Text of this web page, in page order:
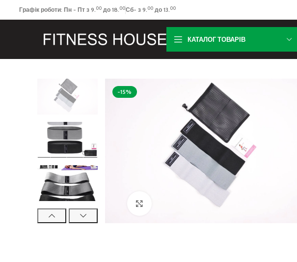
Графік роботи: Пн - Пт з 9.00до 18.00Сб- з 9.00до 13.00
КАТАЛОГ ТОВАРІВ
-15%
Клацніть, щоб збільшити